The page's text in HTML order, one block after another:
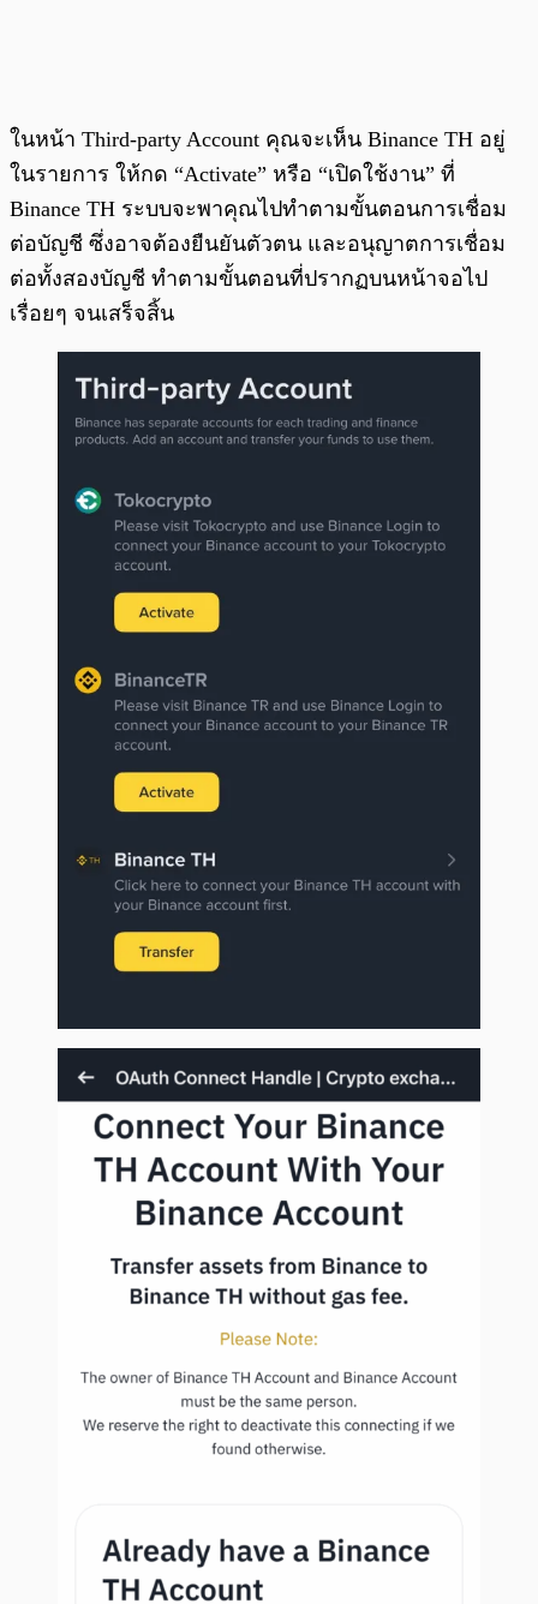
ในหน้า Third-party Account คุณจะเห็น Binance TH อยู่
ในรายการ ให้กด “Activate” หรือ “เปิดใช้งาน” ที่
Binance TH ระบบจะพาคุณไปทำตามขั้นตอนการเชื่อม
ต่อบัญชี ซึ่งอาจต้องยืนยันตัวตน และอนุญาตการเชื่อม
ต่อทั้งสองบัญชี ทำตามขั้นตอนที่ปรากฏบนหน้าจอไป
เรื่อยๆ จนเสร็จสิ้น